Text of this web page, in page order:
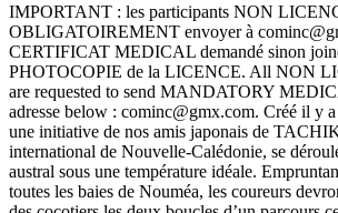
IMPORTANT : les participants NON
OBLIGATOIREMENT envoyer à
CERTIFICAT MEDICAL demandé sinon
PHOTOCOPIE de la LICENCE. All NON
are requested to send MANDATORY
adresse below : cominc@gmx.com. Créé il y
une initiative de nos amis japonais de
international de Nouvelle-Calédonie, se
austral sous une température idéale.
toutes les baies de Nouméa, les coureurs